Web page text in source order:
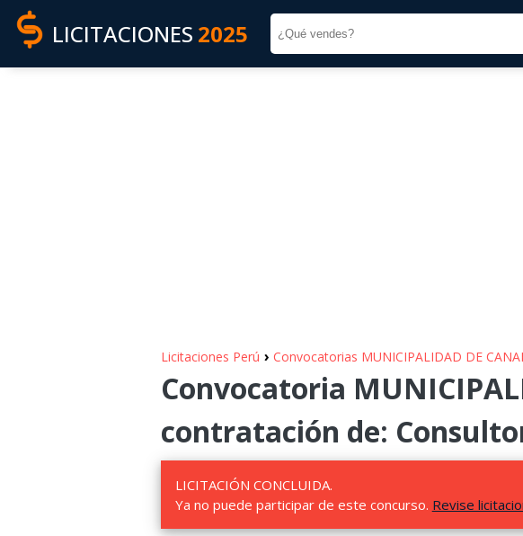
LICITACIONES 2025
Licitaciones Perú › Convocatorias MUNICIPALIDAD DE
Convocatoria
contratación de:
LICITACIÓN CONCLUIDA.
Ya no puede participar de este concurso. Revise